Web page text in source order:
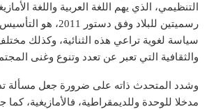
التنظيمي، الذي يهم اللغة العربية واللغة
رسميتين للبلاد وفق
سياسة لغوية تراعي هذه الثنائية، وكذلك مختلف
والثقافية التي تعبر عن تعدد وتنوع وغنى
وشدد المتحدث ذاته على ضرورة جعل مسألة
مدخلا للوحدة وللديمقراطية، فالأمازيغية،